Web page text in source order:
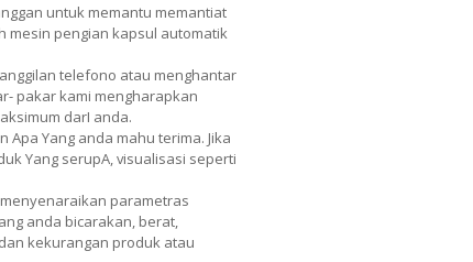
untuk memantu memantiat
mesin pengian kapsul automatik
telefono atau menghantar
pakar kami mengharapkan
darI anda.
Apa Yang anda mahu terima. Jika
Yang serupA, visualisasi seperti
parametras
anda bicarakan, berat,
kekurangan produk atau